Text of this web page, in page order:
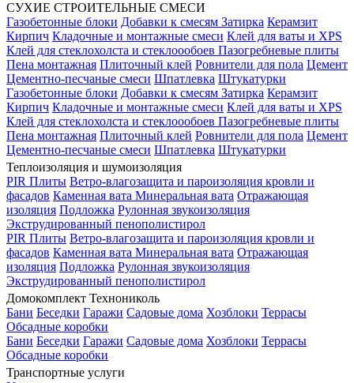
СУХИЕ СТРОИТЕЛЬНЫЕ СМЕСИ
Газобетонные блоки Добавки к смесям Затирка Керамзит
Кирпич Кладочные и монтажные смеси Клей для ваты и XPS
Клей для стеклохолста и стеклоообоев Пазогребневые плиты
Пена монтажная Плиточный клей Ровнители для пола Цемент
Цементно-песчаные смеси Шпатлевка Штукатурки
Газобетонные блоки Добавки к смесям Затирка Керамзит
Кирпич Кладочные и монтажные смеси Клей для ваты и XPS
Клей для стеклохолста и стеклоообоев Пазогребневые плиты
Пена монтажная Плиточный клей Ровнители для пола Цемент
Цементно-песчаные смеси Шпатлевка Штукатурки
Теплоизоляция и шумоизоляция
PIR Плиты Ветро-влагозащита и пароизоляция кровли и
фасадов Каменная вата Минеральная вата Отражающая
изоляция Подложка Рулонная звукоизоляция
Экструдированный пенополистирол
PIR Плиты Ветро-влагозащита и пароизоляция кровли и
фасадов Каменная вата Минеральная вата Отражающая
изоляция Подложка Рулонная звукоизоляция
Экструдированный пенополистирол
Домокомплект Технониколь
Бани Беседки Гаражи Садовые дома Хозблоки Террасы
Обсадные коробки
Бани Беседки Гаражи Садовые дома Хозблоки Террасы
Обсадные коробки
Транспортные услуги